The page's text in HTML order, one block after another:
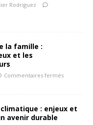
Rodriguez
la famille :
et les
Commentaires fermés
: enjeux et
avenir durable